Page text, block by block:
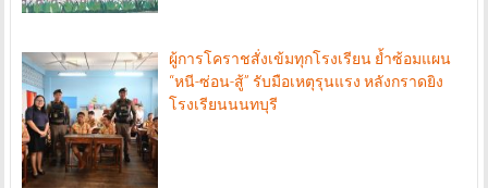
ผู้การโคราชสั่งเข้มทุกโรงเรียน ย้ำซ้อมแผน
“หนี-ซ่อน-สู้” รับมือเหตุรุนแรง หลังกราดยิง
โรงเรียนนนทบุรี